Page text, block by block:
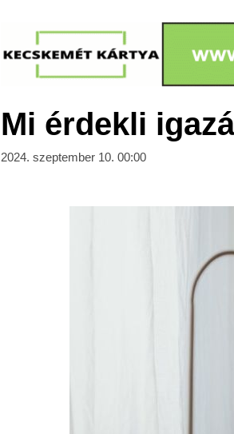
Mi érdekli
2024. szeptember 10. 00:00